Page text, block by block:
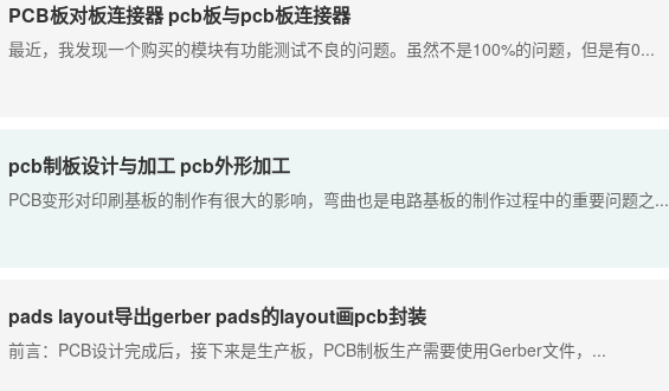
PCB板对板连接器 pcb板与pcb板连接器
最近，我发现一个购买的模块有功能测试不良的问题。虽然不是100%的问题，但是有0...
pcb制板设计与加工 pcb外形加工
PCB变形对印刷基板的制作有很大的影响，弯曲也是电路基板的制作过程中的重要问题之...
pads layout导出gerber pads的layout画pcb封装
前言：PCB设计完成后，接下来是生产板，PCB制板生产需要使用Gerber文件，...